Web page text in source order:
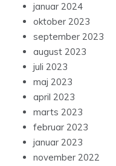
januar 2024
oktober 2023
september 2023
august 2023
juli 2023
maj 2023
april 2023
marts 2023
februar 2023
januar 2023
november 2022